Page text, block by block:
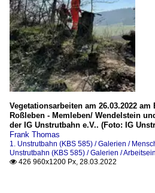
Vegetationsarbeiten am 26.03.2022
Roßleben - Memleben/ Wendelstein
der IG Unstrutbahn e.V.. (Foto: IG
Frank Thomas
1. Unstrutbahn (KBS 585) / Galerien /
Unstrutbahn (KBS 585) / Galerien /
 426 960x1200 Px, 28.03.2022